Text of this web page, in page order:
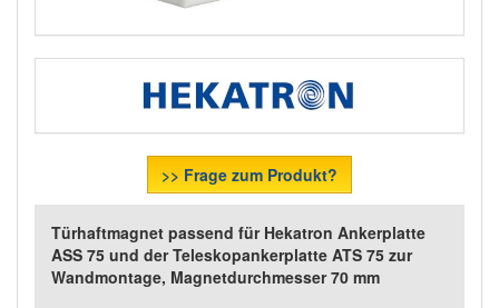
>> Frage zum Produkt?
Türhaftmagnet passend für Hekatron Ankerplatte
ASS 75 und der Teleskopankerplatte ATS 75 zur
Wandmontage, Magnetdurchmesser 70 mm